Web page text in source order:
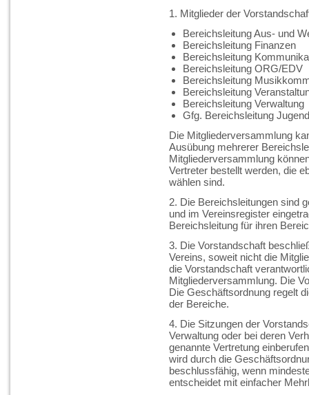
1. Mitglieder der
Bereichsleitung Aus- und
Bereichsleitung Finanzen
Bereichsleitung
Bereichsleitung ORG/EDV
Bereichsleitung
Bereichsleitung
Bereichsleitung Verwaltung
Gfg. Bereichsleitung
Die Mitgliederversammlung
Ausübung mehrerer
Mitgliederversammlung
Vertreter bestellt werden, die
wählen sind.
2. Die Bereichsleitungen sind
und im Vereinsregister
Bereichsleitung für ihren
3. Die Vorstandschaft
Vereins, soweit nicht die
die Vorstandschaft
Mitgliederversammlung. Die
Die Geschäftsordnung regelt
der Bereiche.
4. Die Sitzungen der
Verwaltung oder bei deren
genannte Vertretung
wird durch die
beschlussfähig, wenn
entscheidet mit einfacher